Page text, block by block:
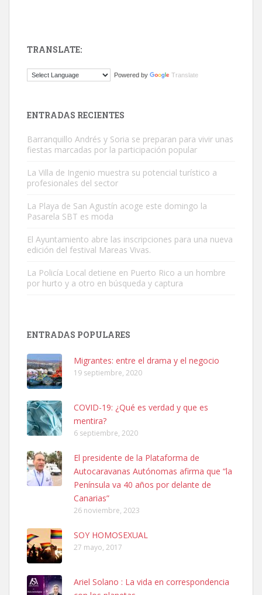
El ayuntamiento se va a llevar a Los Gatos callejeros de la zona los
Este gato macho ha aparecido en la calle hace menos de un mes,
Leales.org » Gran Canaria
9.7.2025
Adopción urgente
hembra, 4 años. Por motivos personales ...
Leales.org » Gran Canaria | 6.7.2025
SHIBA PERDIDO AVDA JOSE MESA Y LOPEZ
PERRO MACHO RAZA SHIBA CON MICROCHIP PERDIDO HOY
06/07/2025 ZONA MESA Y LOPEZ. ES MUY ASUSTADIZO
Leales.org » Gran Canaria | 6.7.2025
TRANSLATE:
Powered by Translate
ENTRADAS RECIENTES
Barranquillo Andrés y Soria se preparan para vivir unas
fiestas marcadas por la participación popular
La Villa de Ingenio muestra su potencial turístico a
profesionales del sector
La Playa de San Agustín acoge este domingo la
Pasarela SBT es moda
El Ayuntamiento abre las inscripciones para una nueva
edición del festival Mareas Vivas.
La Policía Local detiene en Puerto Rico a un hombre
por hurto y a otro en búsqueda y captura
ENTRADAS POPULARES
Migrantes: entre el drama y el negocio
19 septiembre, 2020
COVID-19: ¿Qué es verdad y que es
mentira?
6 septiembre, 2020
El presidente de la Plataforma de
Autocaravanas Autónomas afirma que “la
Península va 40 años por delante de
Canarias”
26 noviembre, 2023
SOY HOMOSEXUAL
27 mayo, 2017
Ariel Solano : La vida en correspondencia